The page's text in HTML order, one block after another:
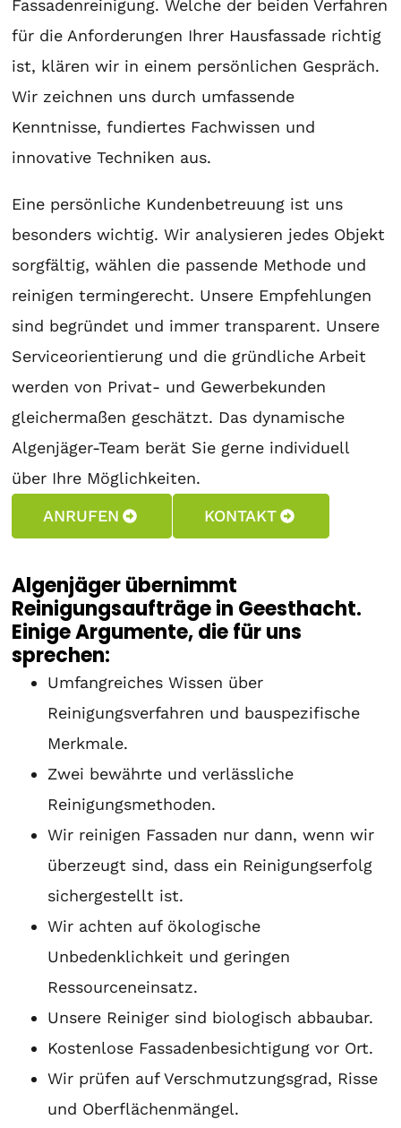
Fassadenreinigung. Welche der beiden Verfahren
für die Anforderungen Ihrer Hausfassade richtig
ist, klären wir in einem persönlichen Gespräch.
Wir zeichnen uns durch umfassende
Kenntnisse, fundiertes Fachwissen und
innovative Techniken aus.
Eine persönliche Kundenbetreuung ist uns
besonders wichtig. Wir analysieren jedes Objekt
sorgfältig, wählen die passende Methode und
reinigen termingerecht. Unsere Empfehlungen
sind begründet und immer transparent. Unsere
Serviceorientierung und die gründliche Arbeit
werden von Privat- und Gewerbekunden
gleichermaßen geschätzt. Das dynamische
Algenjäger-Team berät Sie gerne individuell
über Ihre Möglichkeiten.
ANRUFEN
KONTAKT
Algenjäger übernimmt
Reinigungsaufträge in Geesthacht.
Einige Argumente, die für uns
sprechen:
Umfangreiches Wissen über
Reinigungsverfahren und bauspezifische
Merkmale.
Zwei bewährte und verlässliche
Reinigungsmethoden.
Wir reinigen Fassaden nur dann, wenn wir
überzeugt sind, dass ein Reinigungserfolg
sichergestellt ist.
Wir achten auf ökologische
Unbedenklichkeit und geringen
Ressourceneinsatz.
Unsere Reiniger sind biologisch abbaubar.
Kostenlose Fassadenbesichtigung vor Ort.
Wir prüfen auf Verschmutzungsgrad, Risse
und Oberflächenmängel.